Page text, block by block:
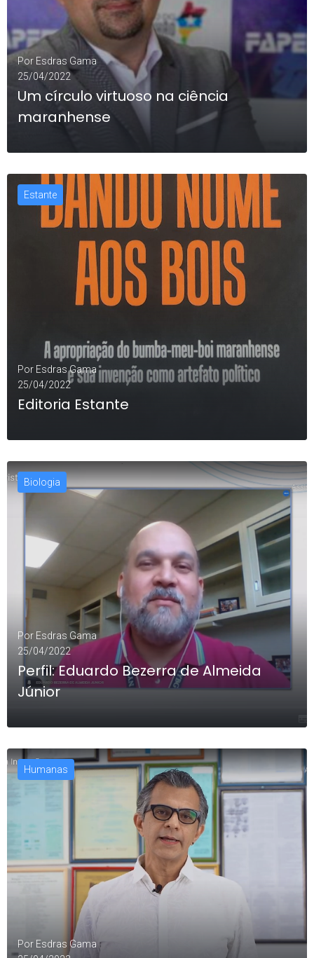
Por Esdras Gama
25/04/2022
Um círculo virtuoso na ciência
maranhense
LEIA MAIS
Estante
Por Esdras Gama
25/04/2022
Editoria Estante
Biologia
Por Esdras Gama
25/04/2022
Perfil: Eduardo Bezerra de Almeida
Júnior
Humanas
Por Esdras Gama